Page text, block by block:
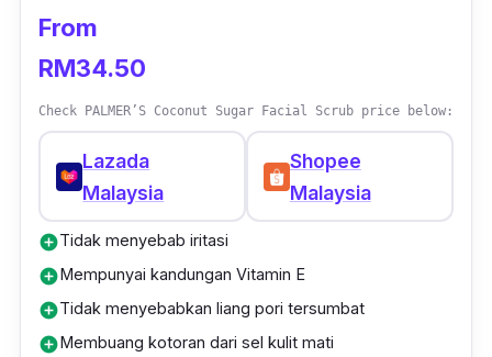
From
RM34.50
Check PALMER’S Coconut Sugar Facial Scrub price below:
Lazada
Malaysia
Shopee
Malaysia
add_circleTidak menyebab iritasi
add_circleMempunyai kandungan Vitamin E
add_circleTidak menyebabkan liang pori tersumbat
add_circleMembuang kotoran dari sel kulit mati